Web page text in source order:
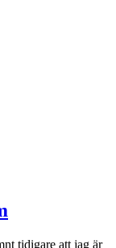
tidigare att jag är